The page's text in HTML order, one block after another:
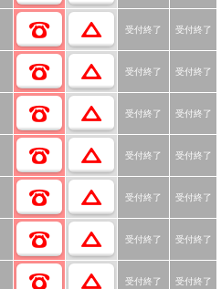
受付終了 受付終了
受付終了 受付終了
受付終了 受付終了
受付終了 受付終了
受付終了 受付終了
受付終了 受付終了
受付終了 受付終了